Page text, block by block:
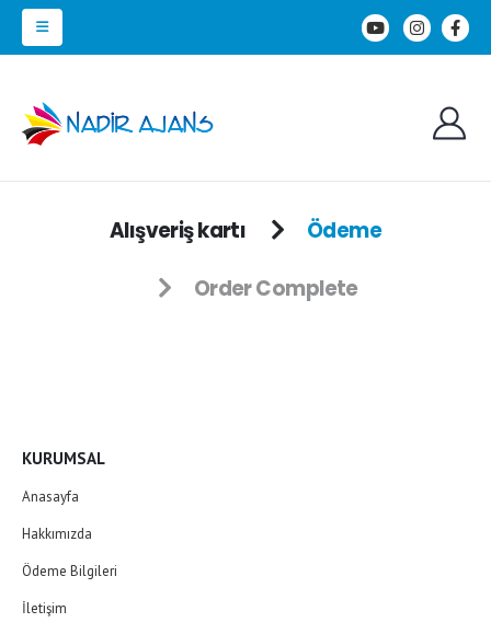
Alışveriş kartı Ödeme
Order Complete
KURUMSAL
Anasayfa
Hakkımızda
Ödeme Bilgileri
İletişim